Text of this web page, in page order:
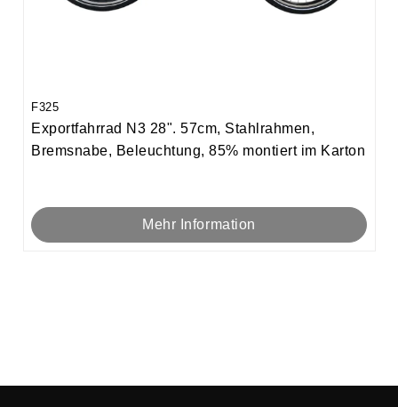
F325
Exportfahrrad N3 28". 57cm, Stahlrahmen,
Bremsnabe, Beleuchtung, 85% montiert im Karton
Mehr Information